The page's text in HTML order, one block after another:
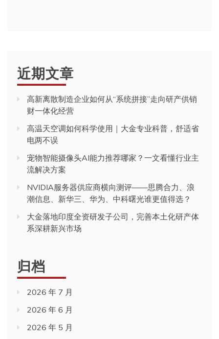
近期文章
高新离散制造企业如何从“系统拼接”走向研产供销
财一体化经营
高温天空调如何科学使用｜大金专业科普，舒适省
电两不误
宠物智能摄像头AI能力推荐哪家？一文看懂行业主
流解决方案
NVIDIA服务器供应商横向测评——思腾合力、浪
潮信息、新华三、华为、中科曙光谁更值得选？
大金落地印度全资研发子公司，完善本土化研产体
系深耕新兴市场
归档
2026 年 7 月
2026 年 6 月
2026 年 5 月